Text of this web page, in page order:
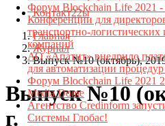
Форум Blockchain Life 2021 -
Конференции для
транспортно-
компаний
АО «Апатит» внедрило
для автоматизации
Форум Blockchain Life 2021
Media Dome
Агентство Credinform
Системы Глобас!
Контакт22ы
Главная
Журнал
Выпуск №10 (октябрь),
Выпуск №10
г.